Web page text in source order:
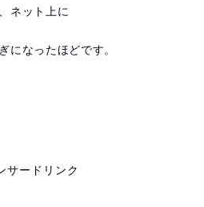
ネット上に
になったほどです。
サードリンク